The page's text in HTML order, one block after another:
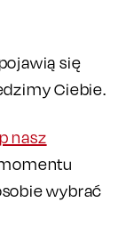
się
Ciebie.
nasz
wybrać